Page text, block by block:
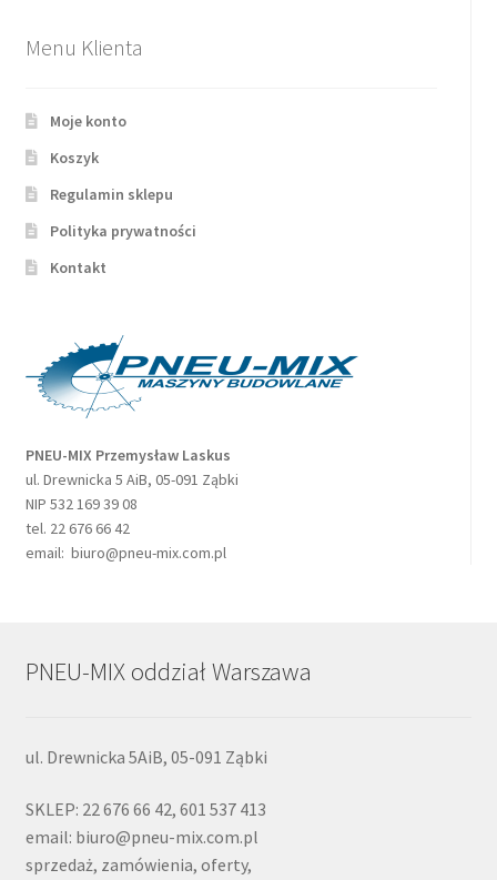
Menu Klienta
Moje konto
Koszyk
Regulamin sklepu
Polityka prywatności
Kontakt
PNEU-MIX Przemysław Laskus
ul. Drewnicka 5 AiB, 05-091 Ząbki
NIP 532 169 39 08
tel. 22 676 66 42
email: biuro@pneu-mix.com.pl
PNEU-MIX oddział Warszawa
ul. Drewnicka 5AiB, 05-091 Ząbki
SKLEP: 22 676 66 42, 601 537 413
email: biuro@pneu-mix.com.pl
sprzedaż, zamówienia, oferty,